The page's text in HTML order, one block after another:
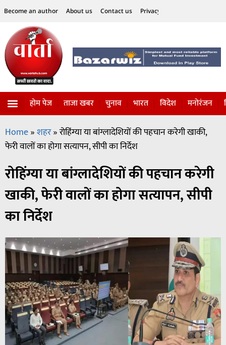
Become an author About us Contact us Privacy Policy
होम पेज ताजा खबर चुनाव भारत विदेश मनोरंजन
Home»शहर»रोहिंग्या या बांग्लादेशियों की पहचान करेगी खाकी,
फेरी वालों का होगा सत्यापन, सीपी का निर्देश
रोहिंग्या या बांग्लादेशियों की पहचान करेगी
खाकी, फेरी वालों का होगा सत्यापन, सीपी
का निर्देश